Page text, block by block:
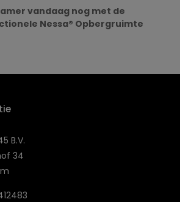
vandaag nog met de
Nessa® Opbergruimte
B.V.
34